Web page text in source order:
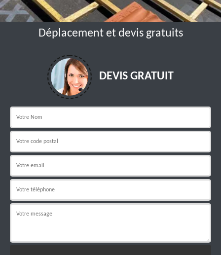
Déplacement et devis gratuits
DEVIS GRATUIT